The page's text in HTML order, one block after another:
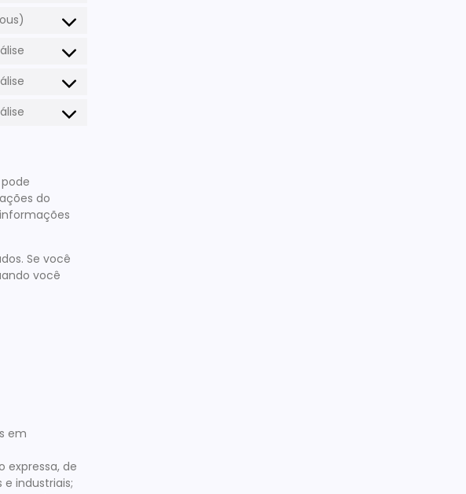
do
Se você
você
em
expressa, de
industriais;